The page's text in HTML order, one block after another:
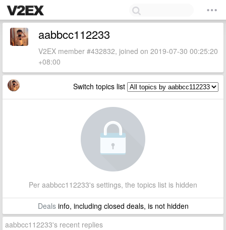
aabbcc112233
V2EX member #432832, joined on 2019-07-30 00:25:20
+08:00
Switch topics list
Per aabbcc112233's settings, the topics list is hidden
Dealsinfo, including closed deals, is not hidden
aabbcc112233's recent replies